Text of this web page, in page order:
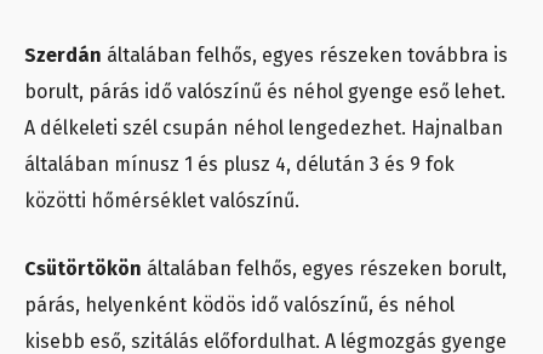
Szerdán általában felhős, egyes részeken továbbra is
borult, párás idő valószínű és néhol gyenge eső lehet.
A délkeleti szél csupán néhol lengedezhet. Hajnalban
általában mínusz 1 és plusz 4, délután 3 és 9 fok
közötti hőmérséklet valószínű.
Csütörtökön általában felhős, egyes részeken borult,
párás, helyenként ködös idő valószínű, és néhol
kisebb eső, szitálás előfordulhat. A légmozgás gyenge